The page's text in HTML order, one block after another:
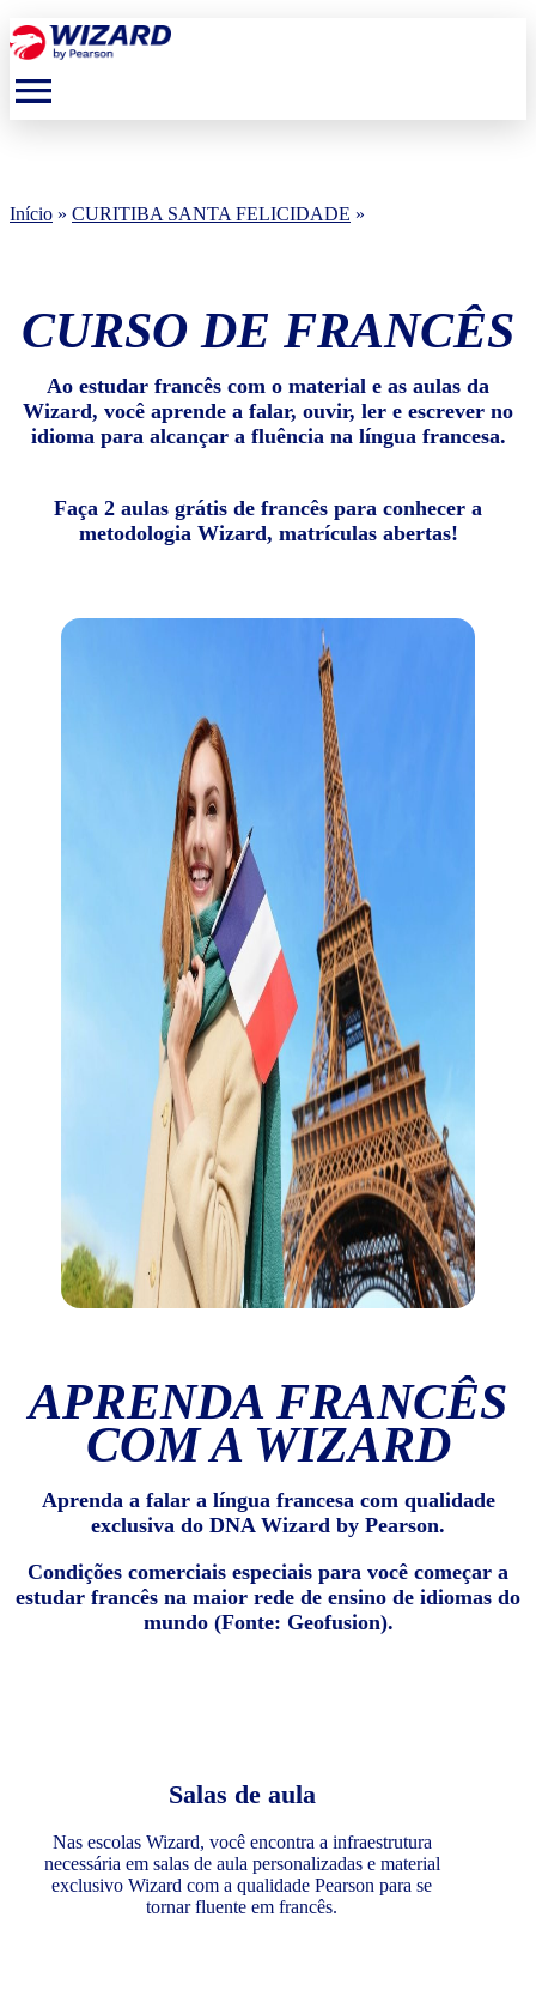
menu
Início » CURITIBA SANTA FELICIDADE »
CURSO DE FRANCÊS
Ao estudar francês com o material e as aulas da
Wizard, você aprende a falar, ouvir, ler e escrever no
idioma para alcançar a fluência na língua francesa.
Faça 2 aulas grátis de francês para conhecer a
metodologia Wizard, matrículas abertas!
APRENDA FRANCÊS
COM A WIZARD
Aprenda a falar a língua francesa com qualidade
exclusiva do DNA Wizard by Pearson.
Condições comerciais especiais para você começar a
estudar francês na maior rede de ensino de idiomas do
mundo (Fonte: Geofusion).
Salas de aula
Nas escolas Wizard, você encontra a infraestrutura
necessária em salas de aula personalizadas e material
exclusivo Wizard com a qualidade Pearson para se
tornar fluente em francês.